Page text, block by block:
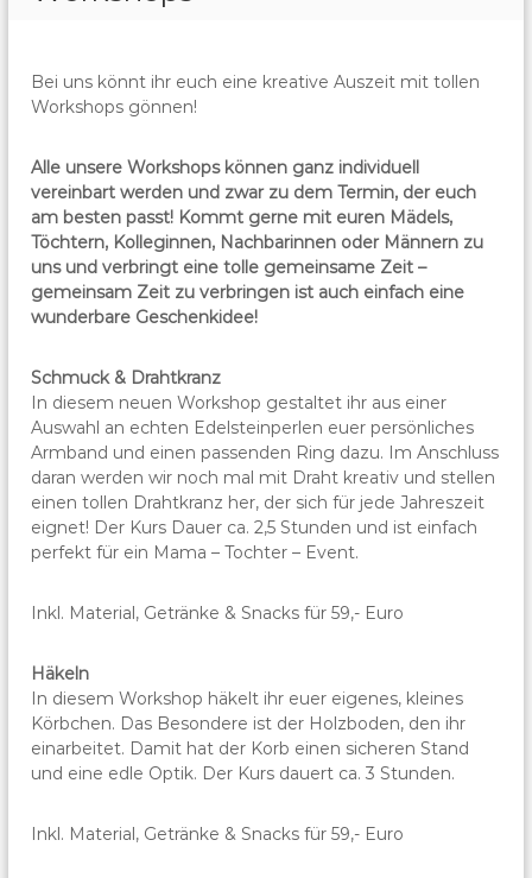
Bei uns könnt ihr euch eine kreative Auszeit mit tollen
Workshops gönnen!
Alle unsere Workshops können ganz individuell
vereinbart werden und zwar zu dem Termin, der euch
am besten passt! Kommt gerne mit euren Mädels,
Töchtern, Kolleginnen, Nachbarinnen oder Männern zu
uns und verbringt eine tolle gemeinsame Zeit –
gemeinsam Zeit zu verbringen ist auch einfach eine
wunderbare Geschenkidee!
Schmuck & Drahtkranz
In diesem neuen Workshop gestaltet ihr aus einer
Auswahl an echten Edelsteinperlen euer persönliches
Armband und einen passenden Ring dazu. Im Anschluss
daran werden wir noch mal mit Draht kreativ und stellen
einen tollen Drahtkranz her, der sich für jede Jahreszeit
eignet! Der Kurs Dauer ca. 2,5 Stunden und ist einfach
perfekt für ein Mama – Tochter – Event.
Inkl. Material, Getränke & Snacks für 59,- Euro
Häkeln
In diesem Workshop häkelt ihr euer eigenes, kleines
Körbchen. Das Besondere ist der Holzboden, den ihr
einarbeitet. Damit hat der Korb einen sicheren Stand
und eine edle Optik. Der Kurs dauert ca. 3 Stunden.
Inkl. Material, Getränke & Snacks für 59,- Euro